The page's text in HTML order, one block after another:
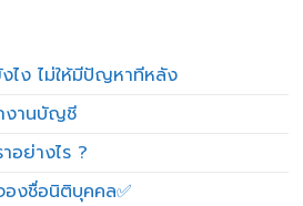
ไง ไม่ให้มีปัญหาทีหลัง
งานบัญชี
อย่างไร ?
องชื่อนิติบุคคล✅